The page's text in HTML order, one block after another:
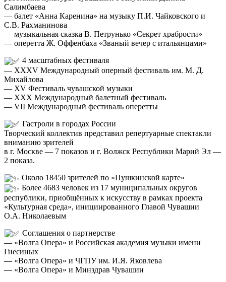
Салимбаева
— балет «Анна Каренина» на музыку П.И. Чайковского и
С.В. Рахманинова
— музыкальная сказка В. Петрунько «Секрет храбрости»
— оперетта Ж. Оффенбаха «Званый вечер с итальянцами»
4 масштабных фестиваля
— XXXV Международный оперный фестиваль им. М. Д.
Михайлова
— XV Фестиваль чувашской музыки
— XXX Международный балетный фестиваль
— VII Международный фестиваль оперетты
Гастроли в городах России
Творческий коллектив представил репертуарные спектакли
вниманию зрителей
в г. Москве — 7 показов и г. Волжск Республики Марий Эл —
2 показа.
Около 18450 зрителей по «Пушкинской карте»
Более 4683 человек из 17 муниципальных округов
республики, приобщённых к искусству в рамках проекта
«Культурная среда», инициированного Главой Чувашии
О.А. Николаевым
Соглашения о партнерстве
— «Волга Опера» и Российская академия музыки имени
Гнесиных
— «Волга Опера» и ЧГПУ им. И.Я. Яковлева
— «Волга Опера» и Минздрав Чувашии